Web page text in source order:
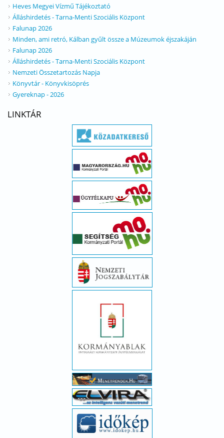
Heves Megyei Vízmű Tájékoztató
Álláshirdetés - Tarna-Menti Szociális Központ
Falunap 2026
Minden, ami retró, Kálban gyűlt össze a Múzeumok éjszakáján
Falunap 2026
Álláshirdetés - Tarna-Menti Szociális Központ
Nemzeti Összetartozás Napja
Könyvtár - Könyvkisöprés
Gyereknap - 2026
LINKTÁR